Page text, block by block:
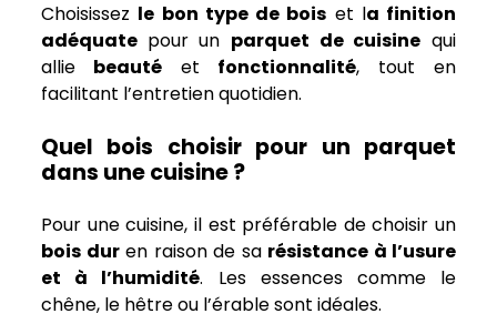
Choisissez le bon type de bois et la finition
adéquate pour un parquet de cuisine qui
allie beautéet fonctionnalité, tout en
facilitant l’entretien quotidien.
Quel bois choisir pour un parquet
dans une cuisine ?
Pour une cuisine, il est préférable de choisir un
bois duren raison de sa résistance à l’usure
et à l’humidité. Les essences comme le
chêne, le hêtre ou l’érable sont idéales.